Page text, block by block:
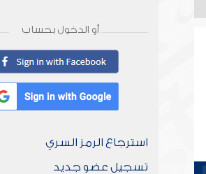
أو الدخول بحساب
استرجاع الرمز السري
تسجيل عضو جديد